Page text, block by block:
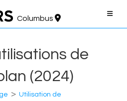
Columbus
de
(2024)
> Utilisation de